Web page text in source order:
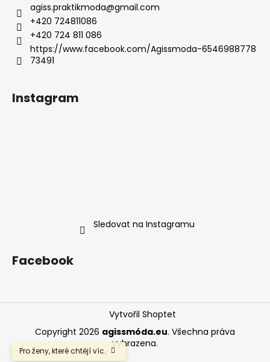
Pro ženy, které chtějí víc.
agiss.praktikmoda@gmail.com
+420 724811086
+420 724 811 086
https://www.facebook.com/Agissmoda-6546988778
73491
Instagram
Sledovat na Instagramu
Facebook
Vytvořil Shoptet
Copyright 2026 agissmóda.eu. Všechna práva
vyhrazena.